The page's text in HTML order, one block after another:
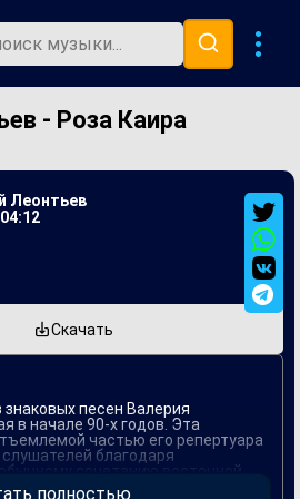
- Роза Каира
Леонтьев
04:12
Скачать
песен Валерия
в начале 90-х годов. Эта
частью его репертуара
благодаря
сочетанию восточной
музыкальными элементами.
полностью